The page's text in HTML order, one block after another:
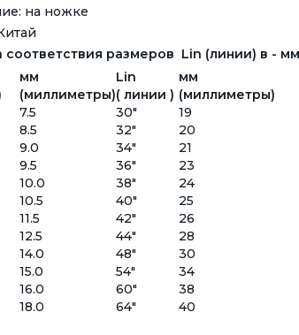
на ножке
соответствия размеров Lin (линии) в -
мм Lin
мм
(миллиметры)( линии ) (миллиметры)
7.5 30"
19
8.5 32"
20
9.0 34"
21
9.5 36"
23
10.0 38"
24
10.5 40"
25
11.5 42"
26
12.5 44"
28
14.0 48"
30
15.0 54"
34
16.0 60"
38
18.0 64" 40